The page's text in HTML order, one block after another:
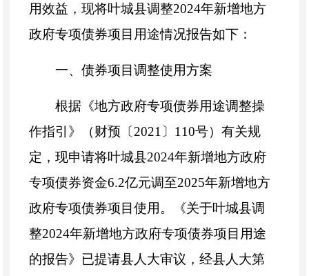
用效益，现将叶城县调整2024年新增地方
政府专项债券项目用途情况报告如下：
一、债券项目调整使用方案
根据《地方政府专项债券用途调整操
作指引》（财预〔2021 〕 110号）有关规
定，现申请将叶城县2024年新增地方政府
专项债券资金6.2亿元调至2025年新增地方
政府专项债券项目使用。《关于叶城县调
整2024年新增地方政府专项债券项目用途
的报告》已提请县人大审议，经县人大第